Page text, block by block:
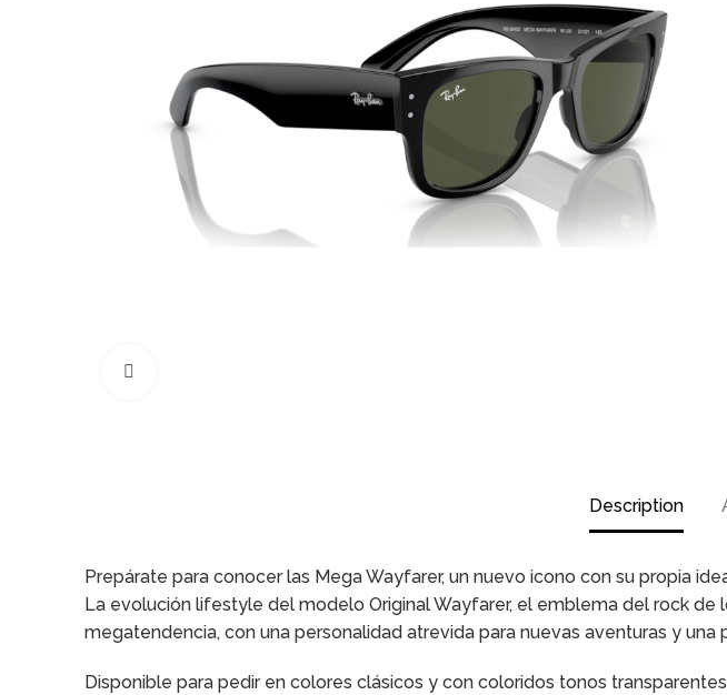
Description
Prepárate para conocer las Mega Wayfarer, un nuevo icono con su propia
La evolución lifestyle del modelo Original Wayfarer, el emblema del rock
megatendencia, con una personalidad atrevida para nuevas aventuras y una
Disponible para pedir en colores clásicos y con coloridos tonos